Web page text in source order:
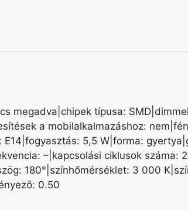
megadva|chipek típusa:
a mobilalkalmazáshoz:
5,5 W|forma:
–|kapcsolási ciklusok
180°|színhőmérséklet: 3 000
0.50